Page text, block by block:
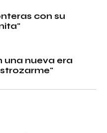
con su
una nueva era